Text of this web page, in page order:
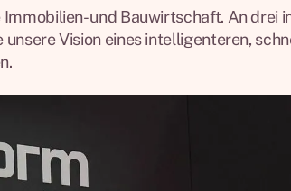
und Bauwirtschaft. An drei
Vision eines intelligenteren,